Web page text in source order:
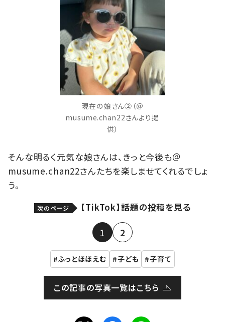
現在の娘さん②（＠
musume.chan22さんより提
供）
そんな明るく元気な娘さんは、きっと今後も＠
musume.chan22さんたちを楽しませてくれるでしょ
う。
次のページ 【TikTok】話題の投稿を見る
1 2
ふっとほほえむ 子ども 子育て
この記事の写真一覧はこちら